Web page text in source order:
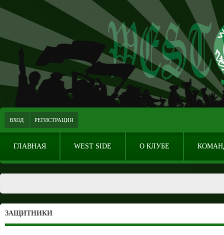
ВХОД РЕГИСТРАЦИЯ
ГЛАВНАЯ WEST SIDE О КЛУБЕ
ЗАЩИТНИКИ